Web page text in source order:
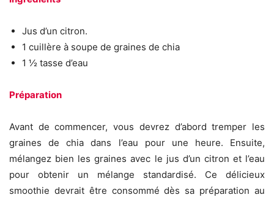
Jus d’un citron.
1 cuillère à soupe de graines de chia
1 ½ tasse d’eau
Préparation
Avant de commencer, vous devrez d’abord tremper les
graines de chia dans l’eau pour une heure. Ensuite,
mélangez bien les graines avec le jus d’un citron et l’eau
pour obtenir un mélange standardisé. Ce délicieux
smoothie devrait être consommé dès sa préparation au